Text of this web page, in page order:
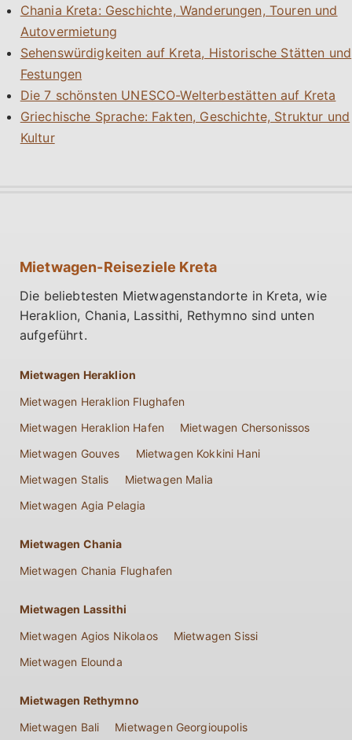
Chania Kreta: Geschichte, Wanderungen, Touren und
Autovermietung
Sehenswürdigkeiten auf Kreta, Historische Stätten und
Festungen
Die 7 schönsten UNESCO-Welterbestätten auf Kreta
Griechische Sprache: Fakten, Geschichte, Struktur und
Kultur
Mietwagen-Reiseziele Kreta
Die beliebtesten Mietwagenstandorte in Kreta, wie
Heraklion, Chania, Lassithi, Rethymno sind unten
aufgeführt.
Mietwagen Heraklion
Mietwagen Heraklion Flughafen
Mietwagen Heraklion Hafen
Mietwagen Chersonissos
Mietwagen Gouves
Mietwagen Kokkini Hani
Mietwagen Stalis
Mietwagen Malia
Mietwagen Agia Pelagia
Mietwagen Chania
Mietwagen Chania Flughafen
Mietwagen Lassithi
Mietwagen Agios Nikolaos
Mietwagen Sissi
Mietwagen Elounda
Mietwagen Rethymno
Mietwagen Bali
Mietwagen Georgioupolis